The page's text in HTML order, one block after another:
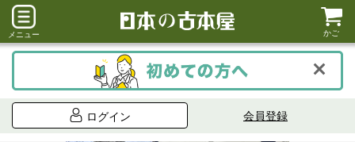
メニュー かご
ログイン 会員登録